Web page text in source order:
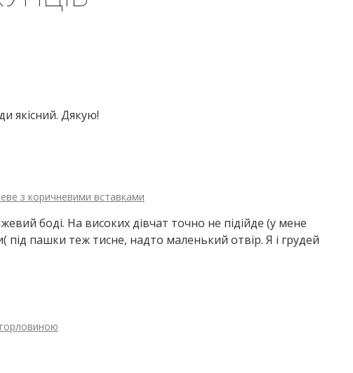
якісний. Дякую!
з коричневими вставками
боді. На високих дівчат точно не підійде (у мене
під пашки теж тисне, надто маленький отвір. Я і грудей